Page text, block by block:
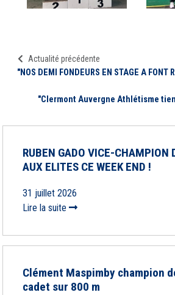
Actualité précédente
"NOS DEMI FONDEURS EN STAGE A FONT
"Clermont Auvergne Athlétisme
RUBEN GADO VICE-CHAMPION
AUX ELITES CE WEEK END !
31 juillet 2026
Lire la suite
Clément Maspimby champion
cadet sur 800 m